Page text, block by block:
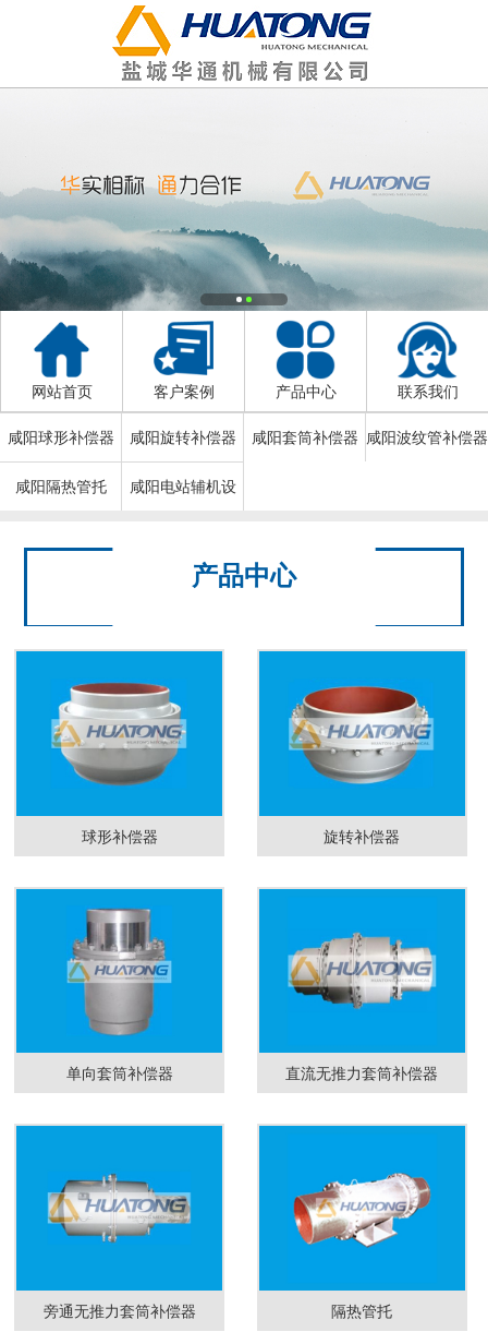
网站首页 客户案例 产品中心 联系我们
咸阳球形补偿器 咸阳旋转补偿器 咸阳套筒补偿器 咸阳波纹管补偿器
咸阳隔热管托 咸阳电站辅机设
产品中心
球形补偿器 旋转补偿器
单向套筒补偿器 直流无推力套筒补偿器
旁通无推力套筒补偿器 隔热管托